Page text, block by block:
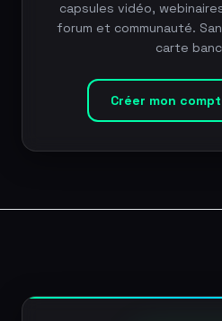
capsules vidéo,
forum et communauté.
carte
Créer mon